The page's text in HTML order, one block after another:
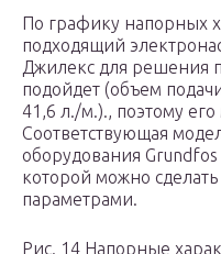
По графику напорных
подходящий
Джилекс для решения
подойдет (объем
41,6 л./м.)., поэтому
Соответствующая
оборудования
которой можно
параметрами.
Рис. 14 Напорные